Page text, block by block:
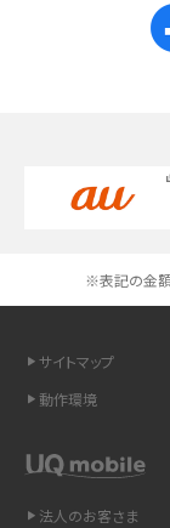
スマホが高い理由は
高校生にスマホ制限
スマホのネット通信
※表記の金
サイトマップ
動作環境
法人のお客さま